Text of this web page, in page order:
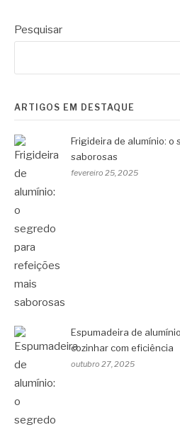
Pesquisar
ARTIGOS EM DESTAQUE
Frigideira de alumínio: o
saborosas
fevereiro 25, 2025
Espumadeira de
cozinhar com eficiência
outubro 27, 2025